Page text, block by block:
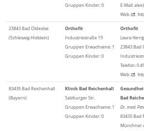
Gruppen Kinder: 0
E-Mail:
Web:
23843 Bad Oldesloe
(Schleswig-Holstein)
Orthofit
Industriestraße 19
Gruppen Erwachsene: 1
Gruppen Kinder: 0
Orthofit
Laura Herrig
23843 Bad
Telefon: 0
Web:
83435 Bad Reichenhall
(Bayern)
Klinik Bad Reichenhall
Salzburger Str.
Gruppen Erwachsene: 1
Gruppen Kinder: 0
Bad
Dr. med.
83435 Bad
Münchner